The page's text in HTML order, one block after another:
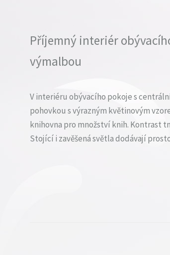
Příjemný interiér
výmalbou
V interiéru obývacího pokoje s
pohovkou s výrazným květinovým
knihovna pro množství knih. Kontrast
Stojící i zavěšená světla dodávají